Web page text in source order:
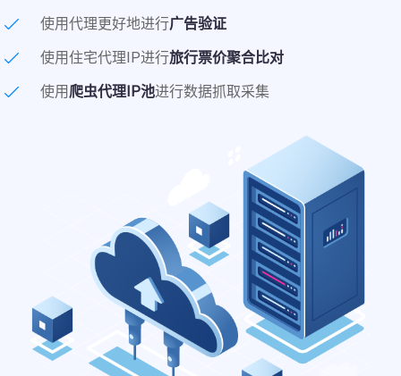
使用代理更好地进行广告验证
使用住宅代理IP进行旅行票价聚合比对
使用 爬虫代理IP池进行数据抓取采集